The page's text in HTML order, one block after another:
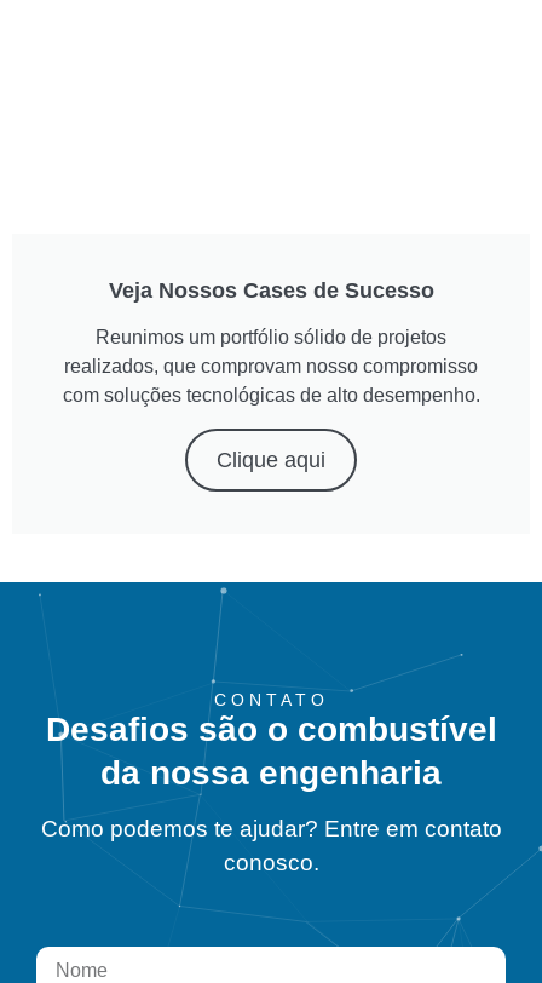
Veja Nossos Cases de Sucesso
Reunimos um portfólio sólido de projetos
realizados, que comprovam nosso compromisso
com soluções tecnológicas de alto desempenho.
Clique aqui
CONTATO
Desafios são o combustível
da nossa engenharia
Como podemos te ajudar? Entre em contato
conosco.